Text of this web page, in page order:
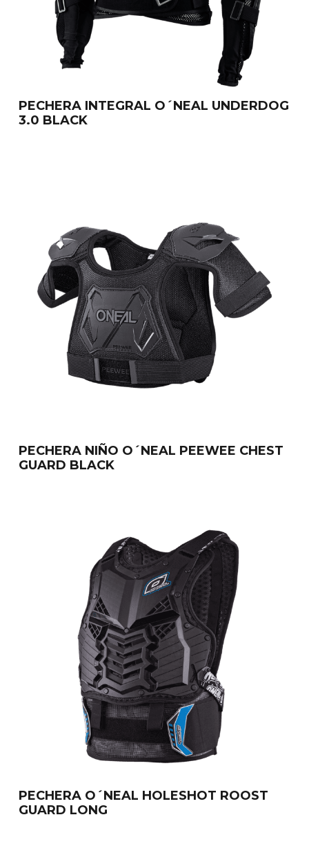
PECHERA INTEGRAL O´NEAL UNDERDOG
3.0 BLACK
PECHERA NIÑO O´NEAL PEEWEE CHEST
GUARD BLACK
PECHERA O´NEAL HOLESHOT ROOST
GUARD LONG